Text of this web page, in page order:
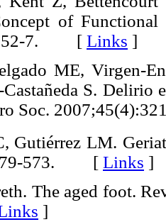
of
7. [ Links ]
ME, Virgen-
S. Delirio
Soc.
Gutiérrez LM.
479-573. [ Links ]
The aged foot.
]